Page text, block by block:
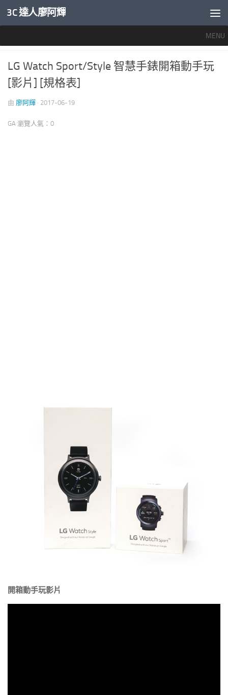
內文下方
3C 達人廖阿輝
MENU
3
LG Watch Sport/Style 智慧手錶開箱動手玩
[影片] [規格表]
由 廖阿輝 · 2017-06-19
GA 瀏覽人氣：0
開箱動手玩影片